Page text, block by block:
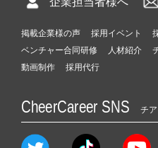
掲載企業様の声 採用イベント
ベンチャー合同研修
人材紹介
動画制作
採用代行
CheerCareer SNS チ